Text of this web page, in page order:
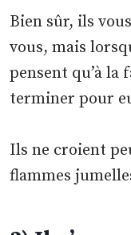
Bien sûr, ils
vous, mais
pensent qu’à la
terminer pour
Ils ne croient
flammes